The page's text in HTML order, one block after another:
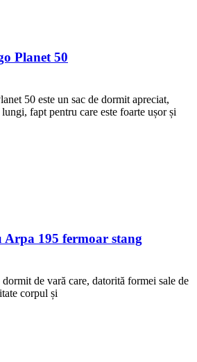
Planet 50
50 este un sac de dormit apreciat,
fapt pentru care este foarte ușor și
Arpa 195 fermoar stang
de vară care, datorită formei sale de
corpul și